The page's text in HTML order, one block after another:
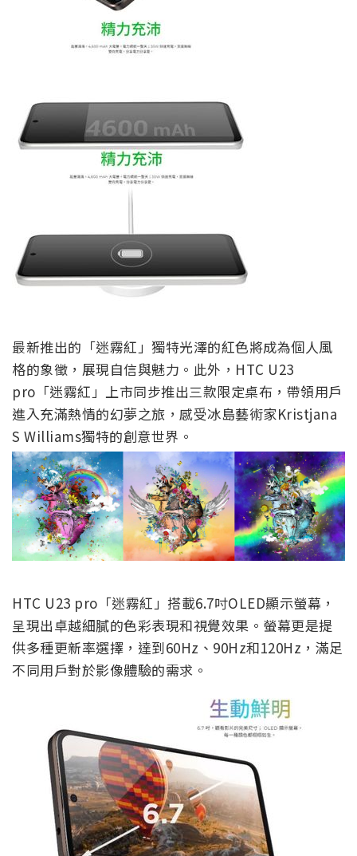
最新推出的「迷霧紅」獨特光澤的紅色將成為個人風
格的象徵，展現自信與魅力。此外，HTC U23
pro「迷霧紅」上市同步推出三款限定桌布，帶領用戶
進入充滿熱情的幻夢之旅，感受冰島藝術家Kristjana
S Williams獨特的創意世界。
HTC U23 pro「迷霧紅」搭載6.7吋OLED顯示螢幕，
呈現出卓越細膩的色彩表現和視覺效果。螢幕更是提
供多種更新率選擇，達到60Hz、90Hz和120Hz，滿足
不同用戶對於影像體驗的需求。